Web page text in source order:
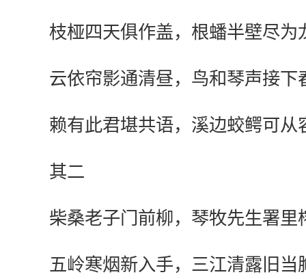
枝桠四天俱作盖，根蟠半壁尽为
云依帘影通清昼，鸟和琴声接下
赖有此君堪共语，溪边蛟鳄可从
其二
柴桑老子门前柳，琴牧先生署里
五岭寒烟新入手，三江清露旧当